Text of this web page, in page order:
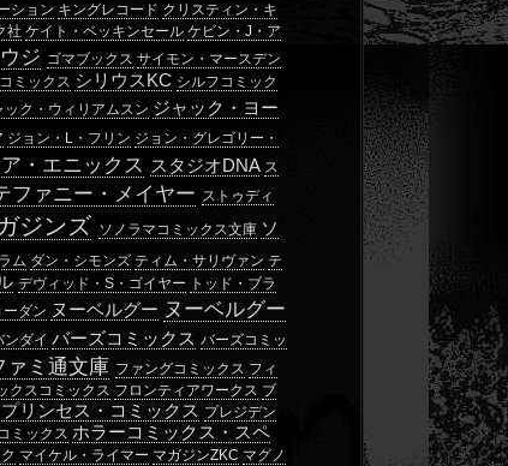
ション キングレコード クリスティン・キ
社 ケイト・ベッキンセール ケビン・J・ア
ジ ゴマブックス サイモン・マースデン
ミックス シリウスKC シルフコミック
ック・ウィリアムスン ジャック・ヨー
ジョン・L・フリン ジョン・グレゴリー・
・エニックス スタジオDNA ス
ファニー・メイヤー ストゥディ
ジンズ ソノラマコミックス文庫 ソ
ム ダン・シモンズ ティム・サリヴァン テ
デヴィッド・S・ゴイヤー トッド・ブラ
ダン ヌーベルグー ヌーベルグー
ンダイ バーズコミックス バーズコミッ
ァミ通文庫 ファングコミックス フィ
クスコミックス フロンティアワークス ブ
プリンセス・コミックス プレジデン
ミックス ホラーコミックス・スペ
マイケル・ライマー マガジンZKC マグノ